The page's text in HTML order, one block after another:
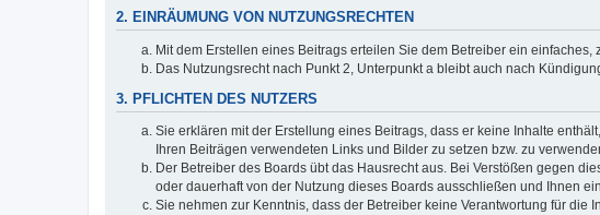
2. EINRÄUMUNG VON NUTZUNGSRECHTEN
Mit dem Erstellen eines Beitrags erteilen Sie dem Betreiber ein
Das Nutzungsrecht nach Punkt 2, Unterpunkt a bleibt auch nach
3. PFLICHTEN DES NUTZERS
Sie erklären mit der Erstellung eines Beitrags, dass er keine Inhalte
Ihren Beiträgen verwendeten Links und Bilder zu setzen bzw. zu
Der Betreiber des Boards übt das Hausrecht aus. Bei Verstößen gegen
oder dauerhaft von der Nutzung dieses Boards ausschließen und Ihnen
Sie nehmen zur Kenntnis, dass der Betreiber keine Verantwortung für